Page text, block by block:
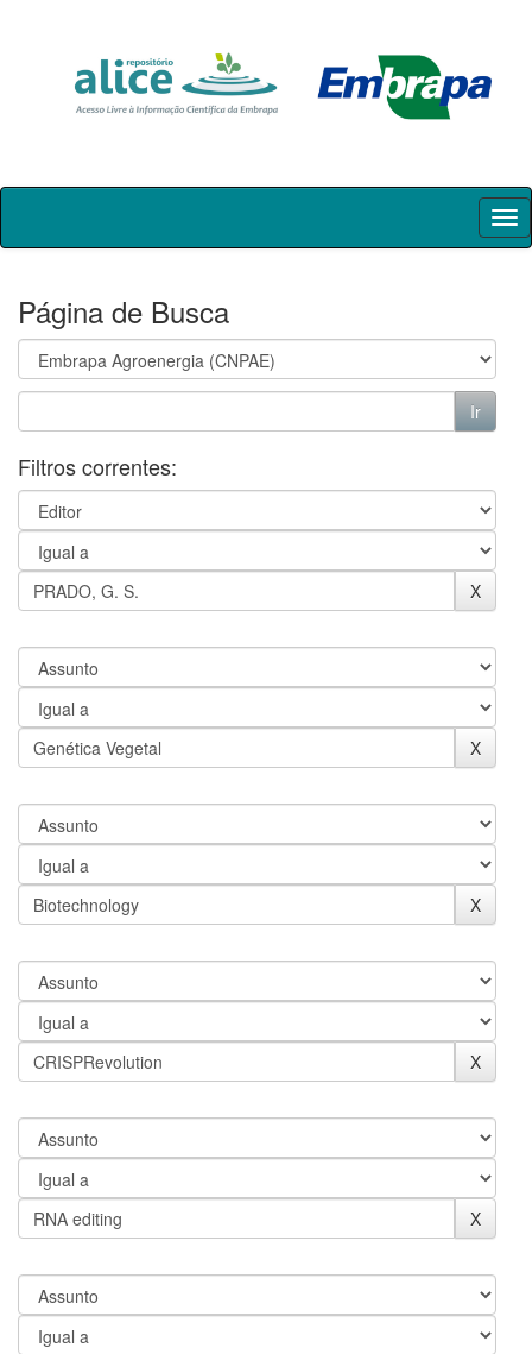
Skip
Página de Busca
Filtros correntes: